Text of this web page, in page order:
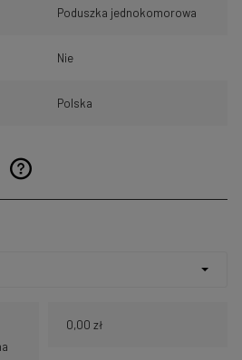
Poduszka jednokomorowa
Nie
Polska
kosztów płatności
0,00 zł